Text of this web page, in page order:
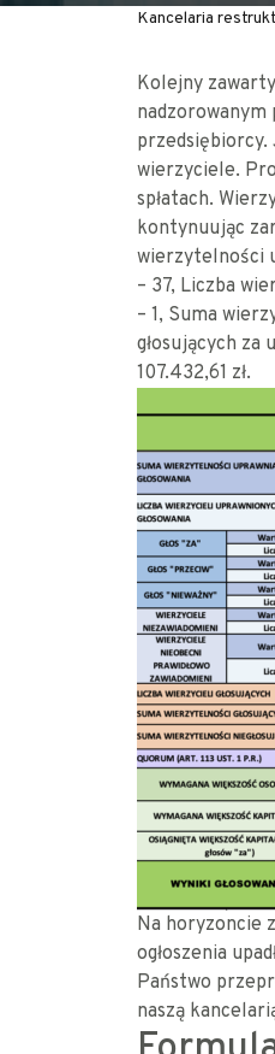
Kancelaria
Kolejny
nadzorowanym
przedsiębiorcy.
wierzyciele.
spłatach.
kontynuując
wierzytelności
– 37, Liczba
– 1, Suma
głosujących za
107.432,61 zł.
Na horyzoncie
ogłoszenia
Państwo
naszą